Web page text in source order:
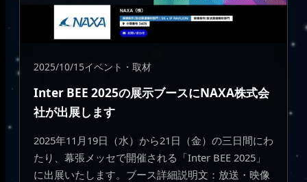
2025/10/15イベント・取材
Inter BEE 2025の展示ブースにNAXA株式会
社が出展します
2025年11月19日（水）から21日（金）の三日間にわ
たり、幕張メッセで開催される「Inter BEE 2025」
に出展いたします。ブース詳細説明文：放送・映像